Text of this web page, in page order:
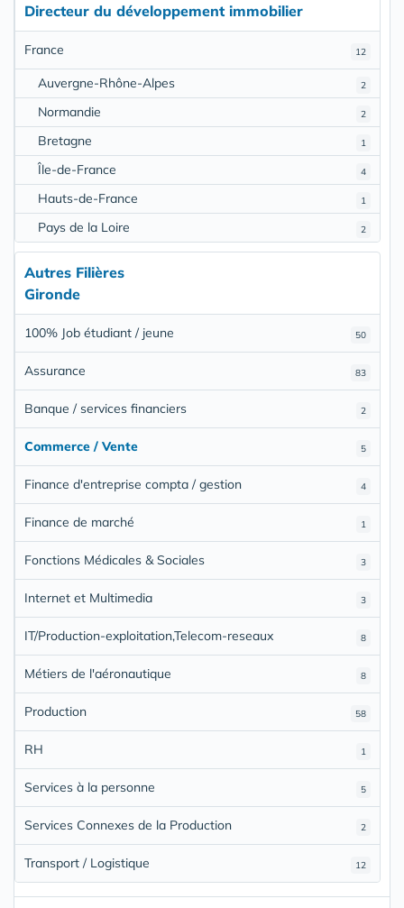
Directeur du développement immobilier
12
France
2
Auvergne-Rhône-Alpes
2
Normandie
1
Bretagne
4
Île-de-France
1
Hauts-de-France
2
Pays de la Loire
Autres Filières
Gironde
50
100% Job étudiant / jeune
83
Assurance
2
Banque / services financiers
5
Commerce / Vente
4
Finance d'entreprise compta / gestion
1
Finance de marché
3
Fonctions Médicales & Sociales
3
Internet et Multimedia
8
IT/Production-exploitation,Telecom-reseaux
8
Métiers de l'aéronautique
58
Production
1
RH
5
Services à la personne
2
Services Connexes de la Production
12
Transport / Logistique